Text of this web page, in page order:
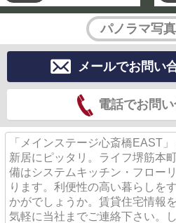
パノラマ写
メールでお問い
電話でお問
「メインステージ心斎橋EAST
新居にピッタリ。ライフ堺筋本
備はシステムキッチン・フロー
ります。利便性の高い暮らしを
かがでしょうか。賃貸住宅情報
気軽に当社までご連絡下さい。